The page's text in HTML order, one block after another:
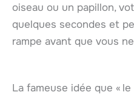
oiseau ou un papillon,
quelques secondes et
rampe avant que vous
La fameuse idée que «